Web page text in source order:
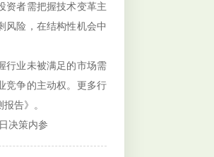
者需把握技术变革主
风险，在结构性机会中
业未被满足的市场需
竞争的主动权。更多行
告》。
决策内参